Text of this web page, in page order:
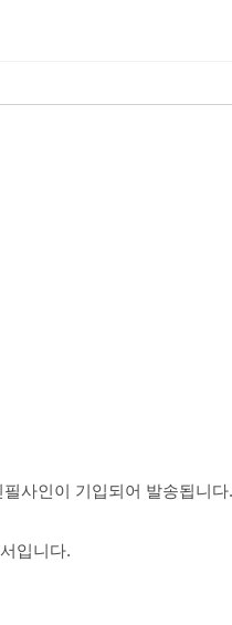
사인이 기입되어 발송됩니다.
입니다.